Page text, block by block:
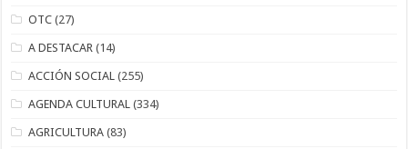
OTC (27)
A DESTACAR (14)
ACCIÓN SOCIAL (255)
AGENDA CULTURAL (334)
AGRICULTURA (83)